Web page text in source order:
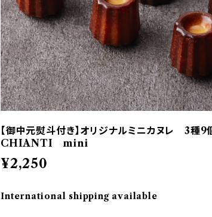
【御中元熨斗付き】オリジナルミニカヌレ 3
CHIANTI mini
¥2,250
International shipping available